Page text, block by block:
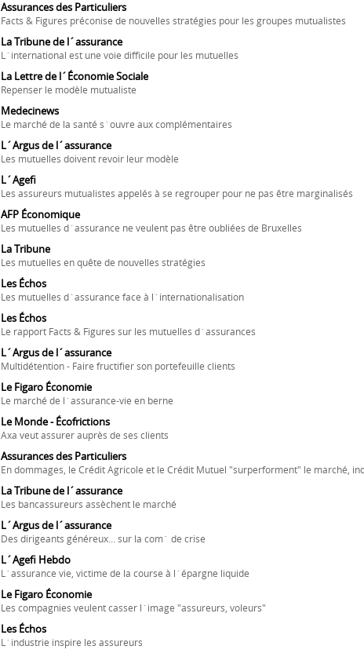
Assurances des Particuliers
Facts & Figures préconise de nouvelles stratégies pour les groupes mutualistes
La Tribune de l´assurance
L´international est une voie difficile pour les mutuelles
La Lettre de l´Économie Sociale
Repenser le modèle mutualiste
Medecinews
Le marché de la santé s´ouvre aux complémentaires
L´Argus de l´assurance
Les mutuelles doivent revoir leur modèle
L´Agefi
Les assureurs mutualistes appelés à se regrouper pour ne pas être marginalisés
AFP Économique
Les mutuelles d´assurance ne veulent pas être oubliées de Bruxelles
La Tribune
Les mutuelles en quête de nouvelles stratégies
Les Échos
Les mutuelles d´assurance face à l´internationalisation
Les Échos
Le rapport Facts & Figures sur les mutuelles d´assurances
L´Argus de l´assurance
Multidétention - Faire fructifier son portefeuille clients
Le Figaro Économie
Le marché de l´assurance-vie en berne
Le Monde - Écofrictions
Axa veut assurer auprès de ses clients
Assurances des Particuliers
En dommages, le Crédit Agricole et le Crédit Mutuel "surperforment" le marché,
La Tribune de l´assurance
Les bancassureurs assèchent le marché
L´Argus de l´assurance
Des dirigeants généreux... sur la com´ de crise
L´Agefi Hebdo
L´assurance vie, victime de la course à l´épargne liquide
Le Figaro Économie
Les compagnies veulent casser l´image "assureurs, voleurs"
Les Échos
L´industrie inspire les assureurs